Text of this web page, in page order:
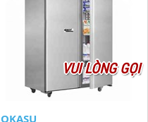
VUI LÒNG GỌI
OKASU